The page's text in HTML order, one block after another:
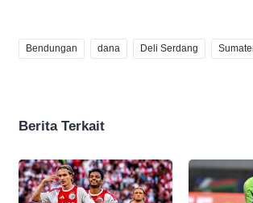
Bendungan dana Deli Serdang
Berita Terkait